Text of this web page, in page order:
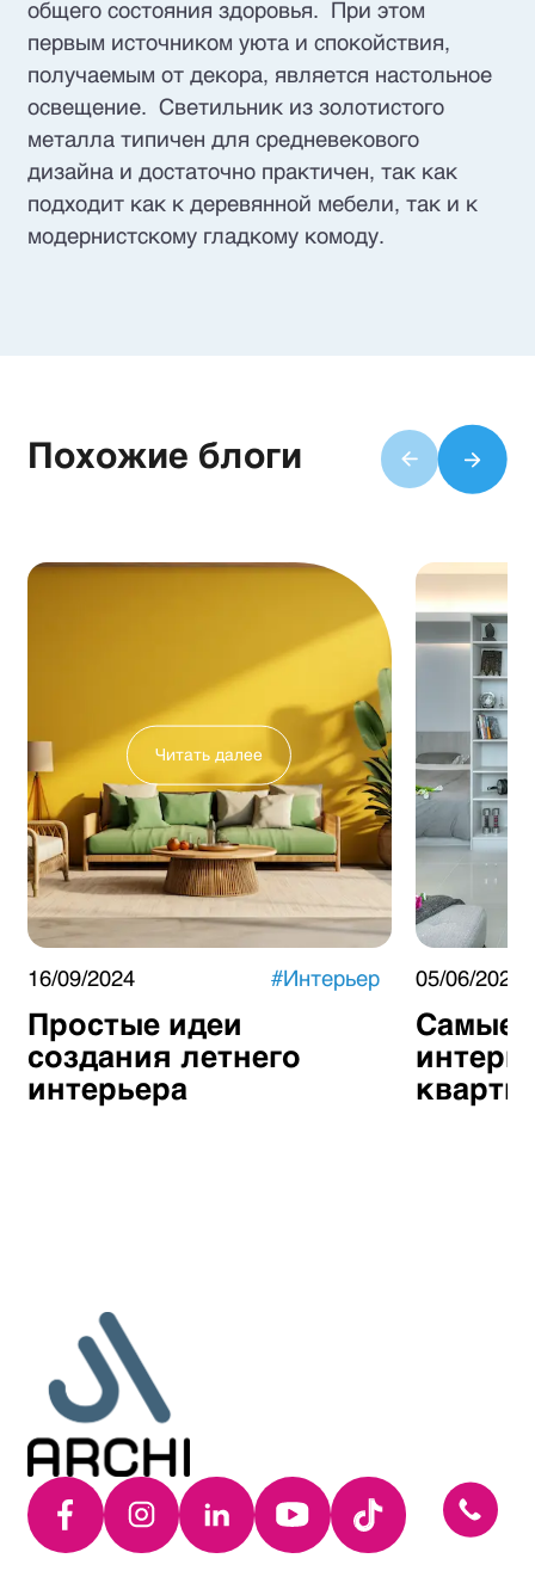
общего состояния здоровья. При этом
первым источником уюта и спокойствия,
получаемым от декора, является настольное
освещение. Светильник из золотистого
металла типичен для средневекового
дизайна и достаточно практичен, так как
подходит как к деревянной мебели, так и к
модернистскому гладкому комоду.
Похожие блоги
Читать далее
16/09/2024 #Интерьер
Простые идеи
создания летнего
интерьера
05/06/2024
Самые